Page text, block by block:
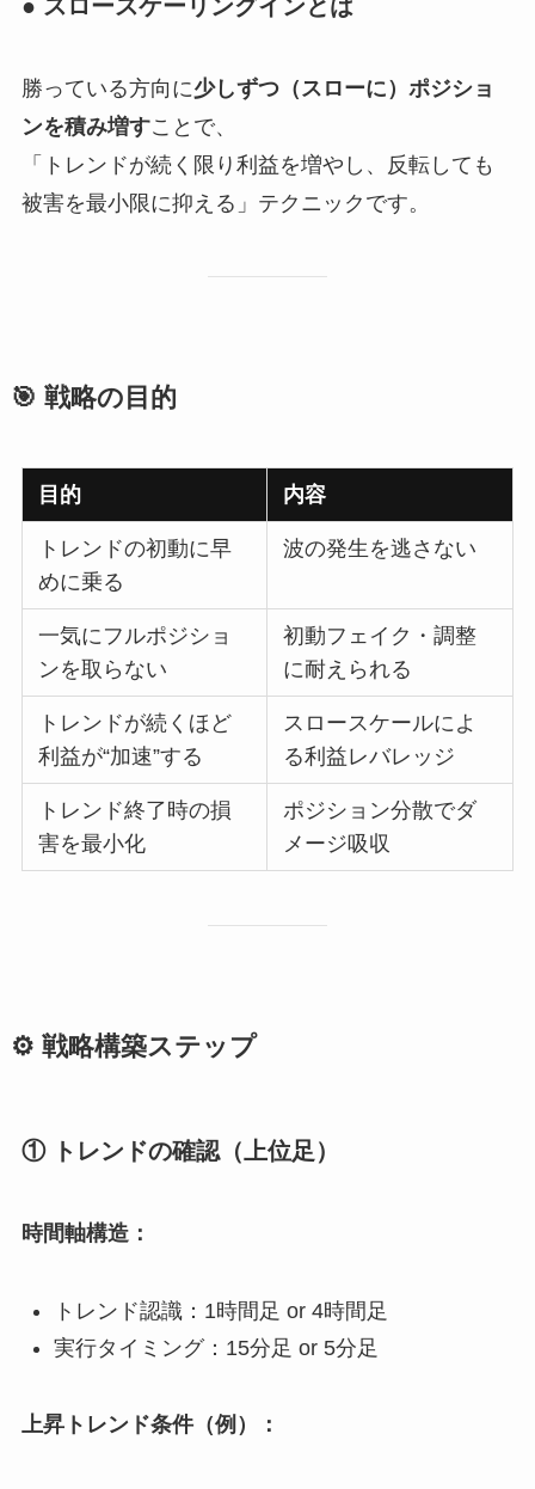
● スロースケーリングインとは
勝っている方向に少しずつ（スローに）ポジショ
ンを積み増すことで、
「トレンドが続く限り利益を増やし、反転しても
被害を最小限に抑える」テクニックです。
🎯 戦略の目的
目的 内容
トレンドの初動に早
めに乗る
波の発生を逃さない
一気にフルポジショ
ンを取らない
初動フェイク・調整
に耐えられる
トレンドが続くほど
利益が“加速”する
スロースケールによ
る利益レバレッジ
トレンド終了時の損
害を最小化
ポジション分散でダ
メージ吸収
⚙️ 戦略構築ステップ
① トレンドの確認（上位足）
時間軸構造：
トレンド認識：1時間足 or 4時間足
実行タイミング：15分足 or 5分足
上昇トレンド条件（例）：